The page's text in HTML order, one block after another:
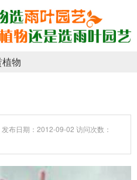
物
布日期：2012-09-02 访问次数：